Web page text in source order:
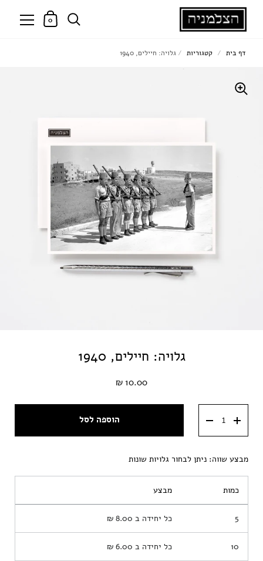
0
גלויה: חיילים, 1940
10.00 ₪
הוספה לסל
מבצע שווה: ניתן לבחור גלויות שונות
כמות מבצע
5 כל יחידה ב 8.00 ₪
10 כל יחידה ב 6.00 ₪
דף בית / קטגוריות / גלויה: חיילים, 1940